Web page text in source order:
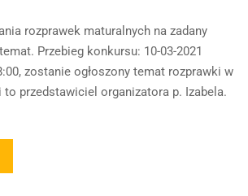
rozprawek maturalnych na zadany
Przebieg konkursu: 10-03-2021
zostanie ogłoszony temat rozprawki w
przedstawiciel organizatora p. Izabela.